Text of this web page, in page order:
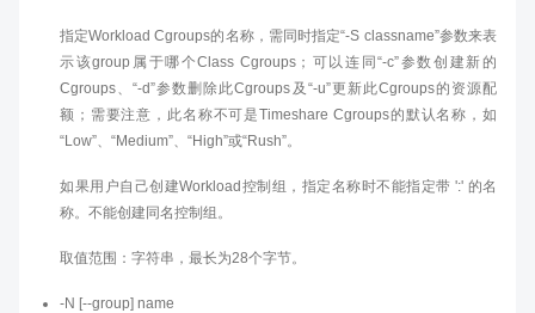
指定Workload Cgroups的名称，需同时指定“-S classname”参数来表
示该group属于哪个Class Cgroups；可以连同“-c”参数创建新的
Cgroups、“-d”参数删除此Cgroups及“-u”更新此Cgroups的资源配
额；需要注意，此名称不可是Timeshare Cgroups的默认名称，如
“Low”、“Medium”、“High”或“Rush”。
如果用户自己创建Workload控制组，指定名称时不能指定带 ':' 的名
称。不能创建同名控制组。
取值范围：字符串，最长为28个字节。
-N [--group] name